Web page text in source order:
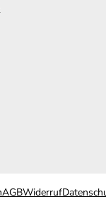
AGBWiderruf